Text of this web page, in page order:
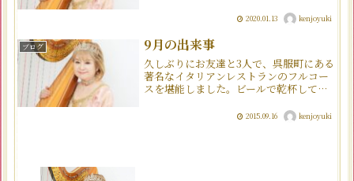
と、前学長で私の大好きな恩師マクガレ
墓の前に立つと、毎回涙...
2020.01.13 kenjoyuki
ブログ 9月の出来事
久しぶりにお友達と3人で、呉服町にある
著名なイタリアンレストランのフルコー
スを堪能しました。ビールで乾杯して、
が、ワインを飲みながらおしゃべりに夢
中になっているうちに、ふと気付くとデ
2015.09.16 kenjoyuki